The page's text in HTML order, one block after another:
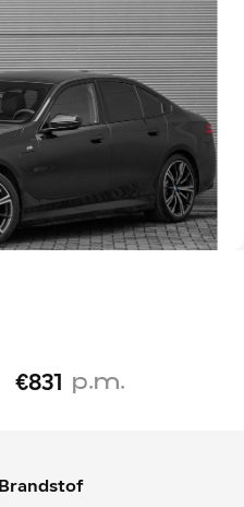
€831 p.m.
Brandstof